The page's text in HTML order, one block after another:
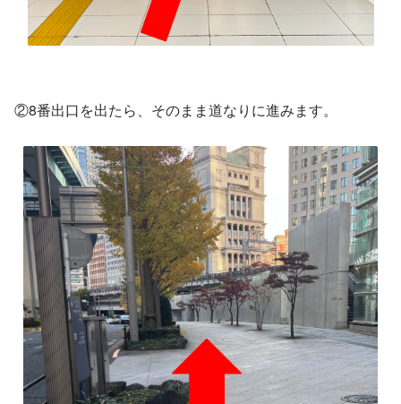
②8番出口を出たら、そのまま道なりに進みます。